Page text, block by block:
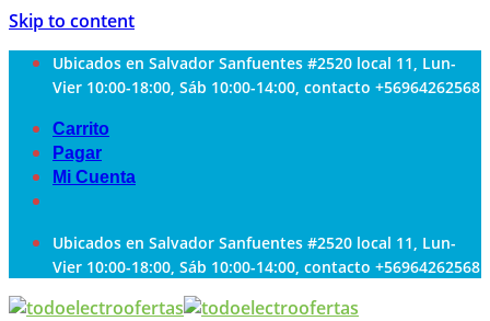
Skip to content
Ubicados en Salvador Sanfuentes #2520 local 11, Lun-
Vier 10:00-18:00, Sáb 10:00-14:00, contacto +56964262568
Carrito
Pagar
Mi Cuenta
Ubicados en Salvador Sanfuentes #2520 local 11, Lun-
Vier 10:00-18:00, Sáb 10:00-14:00, contacto +56964262568